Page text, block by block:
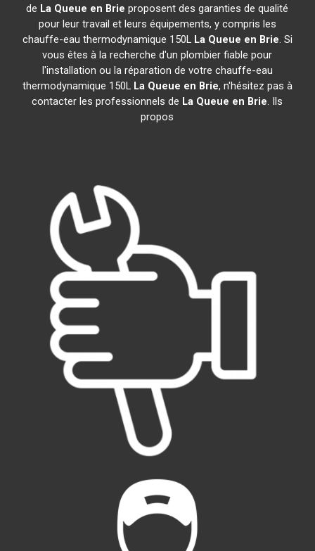
de La Queue en Brie proposent des garanties de qualité
pour leur travail et leurs équipements, y compris les
chauffe-eau thermodynamique 150L La Queue en Brie. Si
vous êtes à la recherche d'un plombier fiable pour
l'installation ou la réparation de votre chauffe-eau
thermodynamique 150L La Queue en Brie, n'hésitez pas à
contacter les professionnels de La Queue en Brie. Ils
propos